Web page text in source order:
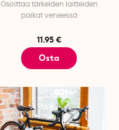
Osoittaa tärkeiden laitteiden
paikat veneessä
11.95 €
Osta